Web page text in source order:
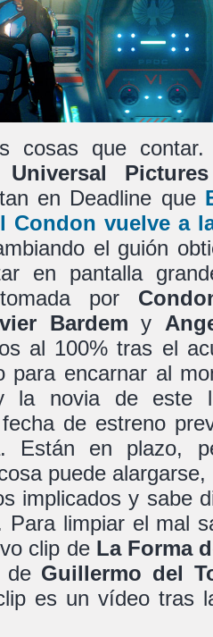
cosas que
Universal Pictures
en Deadline que
Condon vuelve a
el guión
en pantalla
por
Bardem y
al 100% tras el
para encarnar al
la novia de este
de estreno
Están en plazo,
puede
implicados y sabe
Para limpiar el mal
clip de La Forma
de Guillermo del
es un vídeo tras